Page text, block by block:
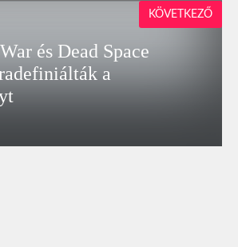
és Dead Space
a
KÖVETKEZŐ